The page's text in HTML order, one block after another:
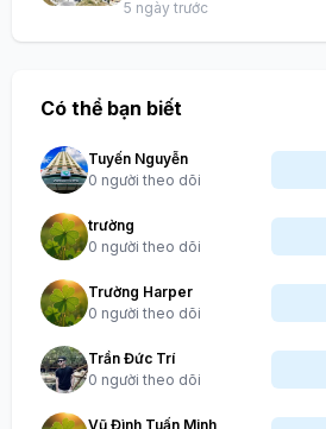
0 Yêu thích 0 Bình luận
Đang quan tâm
Hà Nội sắp có thêm
xã hội: Cơ hội an cư
thấp đây rồi
Có thể bạn biết
Tuyến Nguyễn